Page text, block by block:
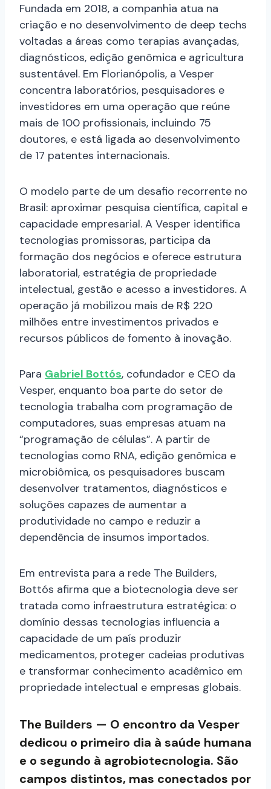
Fundada em 2018, a companhia atua na
criação e no desenvolvimento de deep techs
voltadas a áreas como terapias avançadas,
diagnósticos, edição genômica e agricultura
sustentável. Em Florianópolis, a Vesper
concentra laboratórios, pesquisadores e
investidores em uma operação que reúne
mais de 100 profissionais, incluindo 75
doutores, e está ligada ao desenvolvimento
de 17 patentes internacionais.
O modelo parte de um desafio recorrente no
Brasil: aproximar pesquisa científica, capital e
capacidade empresarial. A Vesper identifica
tecnologias promissoras, participa da
formação dos negócios e oferece estrutura
laboratorial, estratégia de propriedade
intelectual, gestão e acesso a investidores. A
operação já mobilizou mais de R$ 220
milhões entre investimentos privados e
recursos públicos de fomento à inovação.
Para Gabriel Bottós, cofundador e CEO da
Vesper, enquanto boa parte do setor de
tecnologia trabalha com programação de
computadores, suas empresas atuam na
“programação de células”. A partir de
tecnologias como RNA, edição genômica e
microbiômica, os pesquisadores buscam
desenvolver tratamentos, diagnósticos e
soluções capazes de aumentar a
produtividade no campo e reduzir a
dependência de insumos importados.
Em entrevista para a rede The Builders,
Bottós afirma que a biotecnologia deve ser
tratada como infraestrutura estratégica: o
domínio dessas tecnologias influencia a
capacidade de um país produzir
medicamentos, proteger cadeias produtivas
e transformar conhecimento acadêmico em
propriedade intelectual e empresas globais.
The Builders — O encontro da Vesper
dedicou o primeiro dia à saúde humana
e o segundo à agrobiotecnologia. São
campos distintos, mas conectados por